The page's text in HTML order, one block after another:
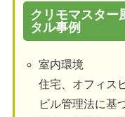
クリモマスター
タル事例
室内環境
住宅、オフィス
ビル管理法に基